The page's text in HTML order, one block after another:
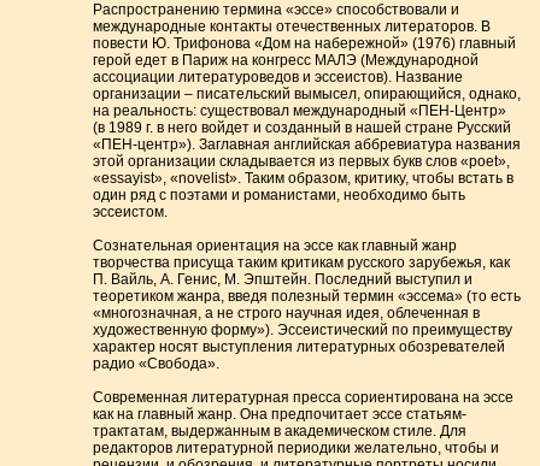
Распространению термина «эссе» способствовали и
международные контакты отечественных литераторов. В
повести Ю. Трифонова «Дом на набережной» (1976) главный
герой едет в Париж на конгресс МАЛЭ (Международной
ассоциации литературоведов и эссеистов). Название
организации – писательский вымысел, опирающийся, однако,
на реальность: существовал международный «ПЕН-Центр»
(в 1989 г. в него войдет и созданный в нашей стране Русский
«ПЕН-центр»). Заглавная английская аббревиатура названия
этой организации складывается из первых букв слов «poet»,
«essayist», «novelist». Таким образом, критику, чтобы встать в
один ряд с поэтами и романистами, необходимо быть
эссеистом.
Сознательная ориентация на эссе как главный жанр
творчества присуща таким критикам русского зарубежья, как
П. Вайль, А. Генис, М. Эпштейн. Последний выступил и
теоретиком жанра, введя полезный термин «эссема» (то есть
«многозначная, а не строго научная идея, облеченная в
художественную форму»). Эссеистический по преимуществу
характер носят выступления литературных обозревателей
радио «Свобода».
Современная литературная пресса сориентирована на эссе
как на главный жанр. Она предпочитает эссе статьям-
трактатам, выдержанным в академическом стиле. Для
редакторов литературной периодики желательно, чтобы и